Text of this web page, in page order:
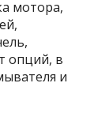
мотора,
опций, в
и